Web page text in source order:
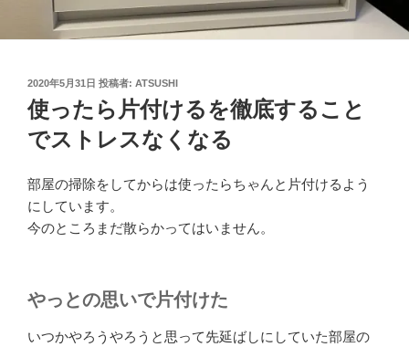
投
稿
日:
2020年5月31日 投稿者: ATSUSHI
使ったら片付けるを徹底すること
でストレスなくなる
部屋の掃除をしてからは使ったらちゃんと片付けるよう
にしています。
今のところまだ散らかってはいません。
やっとの思いで片付けた
いつかやろうやろうと思って先延ばしにしていた部屋の